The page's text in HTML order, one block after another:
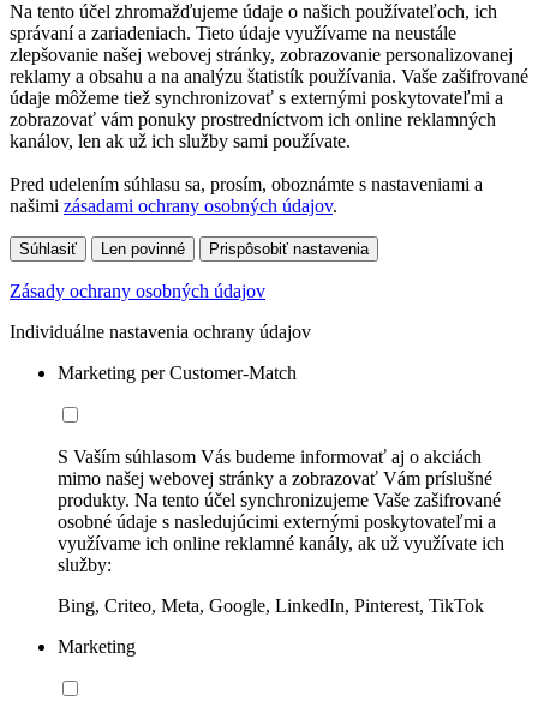
Na tento účel zhromažďujeme údaje o našich používateľoch, ich
správaní a zariadeniach. Tieto údaje využívame na neustále
zlepšovanie našej webovej stránky, zobrazovanie personalizovanej
reklamy a obsahu a na analýzu štatistík používania. Vaše zašifrované
údaje môžeme tiež synchronizovať s externými poskytovateľmi a
zobrazovať vám ponuky prostredníctvom ich online reklamných
kanálov, len ak už ich služby sami používate.
Pred udelením súhlasu sa, prosím, oboznámte s nastaveniami a
našimi zásadami ochrany osobných údajov.
Súhlasiť Len povinné Prispôsobiť nastavenia
Zásady ochrany osobných údajov
Individuálne nastavenia ochrany údajov
Marketing per Customer-Match
S Vaším súhlasom Vás budeme informovať aj o akciách
mimo našej webovej stránky a zobrazovať Vám príslušné
produkty. Na tento účel synchronizujeme Vaše zašifrované
osobné údaje s nasledujúcimi externými poskytovateľmi a
využívame ich online reklamné kanály, ak už využívate ich
služby:
Bing, Criteo, Meta, Google, LinkedIn, Pinterest, TikTok
Marketing